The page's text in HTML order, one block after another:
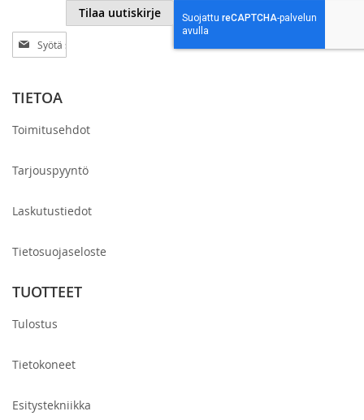
Tilaa
uutiskirjeemme:
Tilaa uutiskirje
TIETOA
Toimitusehdot
Tarjouspyyntö
Laskutustiedot
Tietosuojaseloste
TUOTTEET
Tulostus
Tietokoneet
Esitystekniikka